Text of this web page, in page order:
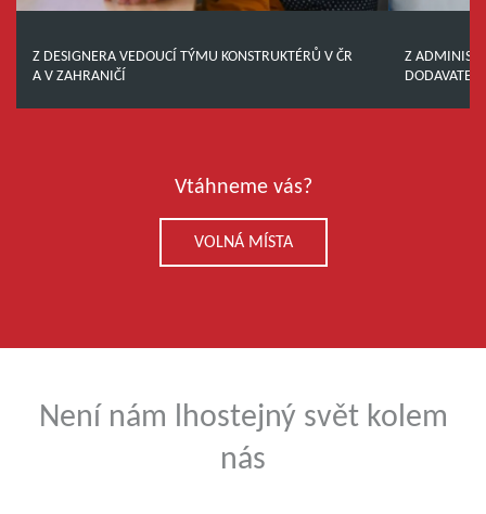
Z DESIGNERA VEDOUCÍ TÝMU KONSTRUKTÉRŮ V ČR
A V ZAHRANIČÍ
Z
Vtáhneme vás?
VOLNÁ MÍSTA
Není nám lhostejný svět kolem
nás